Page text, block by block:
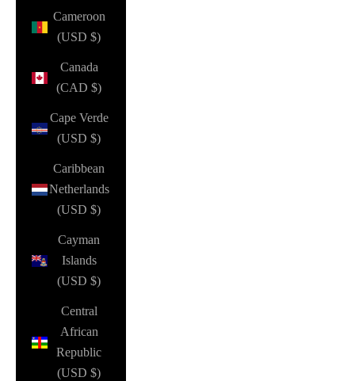
Cameroon
(USD $)
Canada
(CAD $)
Cape Verde
(USD $)
Caribbean
Netherlands
(USD $)
Cayman
Islands
(USD $)
Central
African
Republic
(USD $)